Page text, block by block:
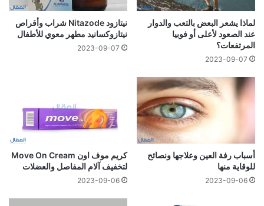
لماذا يشعر البعض بالتعب والدوار
عند الصعود لأعلى أو فوبيا
المرتفعات؟
2023-09-07
نيتازود Nitazode شراب وأقراص
نيتازوكسانيد مطهر معوي للأطفال
2023-09-07
أسباب رفة العين وعلاجها ونصائح
للوقاية منها
2023-09-06
كريم موف اون Move On Cream
لتخفيف آلام المفاصل والعضلات
2023-09-06